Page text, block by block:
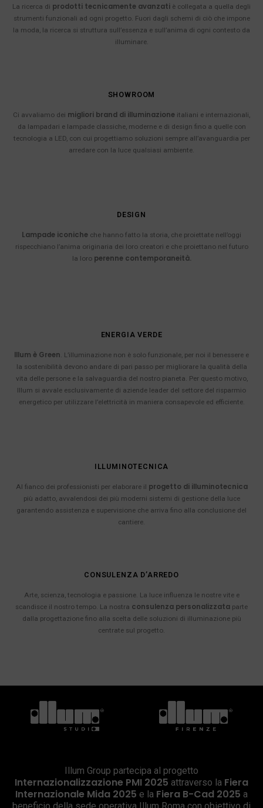
La ricerca di prodotti tecnicamente avanzati è collegata a quella degli
strumenti funzionali ad ogni progetto. Fuori dagli schemi di ciò che impone
la moda, la ricerca si struttura sull’essenza e sull’anima di ogni contesto da
illuminare.
SHOWROOM
Ci avvaliamo dei migliori brand di illuminazione italiani e internazionali,
da lampadari e lampade classiche, moderne e di design fino a quelle con
tecnologia a LED, con cui progettiamo soluzioni sempre all’avanguardia per
arredare con la luce qualsiasi ambiente.
DESIGN
Lampade iconiche che hanno fatto la storia, che proiettate nell’oggi
rispecchiano l’anima originaria dei loro creatori e che proiettano nel futuro
la loro perenne contemporaneità.
ENERGIA VERDE
Illum è Green. L’illuminazione non è solo funzionale, per noi il benessere e
la sostenibilità devono andare di pari passo per migliorare la qualità della
vita delle persone e la salvaguardia del nostro pianeta. Per questo motivo,
Illum si avvale esclusivamente di aziende leader del settore del risparmio
energetico per utilizzare l’elettricità in maniera consapevole ed efficiente.
ILLUMINOTECNICA
Al fianco dei professionisti per elaborare il progetto di illuminotecnica
più adatto, avvalendosi dei più moderni sistemi di gestione della luce
garantendo assistenza e supervisione che arriva fino alla conclusione del
cantiere.
CONSULENZA D’ARREDO
Arte, scienza, tecnologia e passione. La luce influenza le nostre vite e
scandisce il nostro tempo. La nostra consulenza personalizzata parte
dalla progettazione fino alla scelta delle soluzioni di illuminazione più
centrate sul progetto.
Illum Group partecipa al progetto
Internazionalizzazione PMI 2025 attraverso la Fiera
Internazionale Mida 2025 e la Fiera B-Cad 2025 a